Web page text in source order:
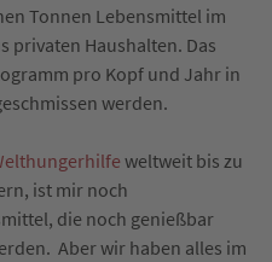
Tonnen Lebensmittel im
privaten Haushalten. Das
pro Kopf und Jahr in
werden.
weltweit bis zu
ist mir noch
die noch genießbar
Aber wir haben alles im